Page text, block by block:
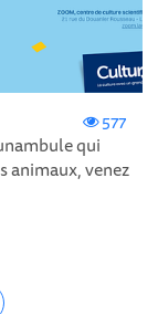
577
qui
animaux, venez